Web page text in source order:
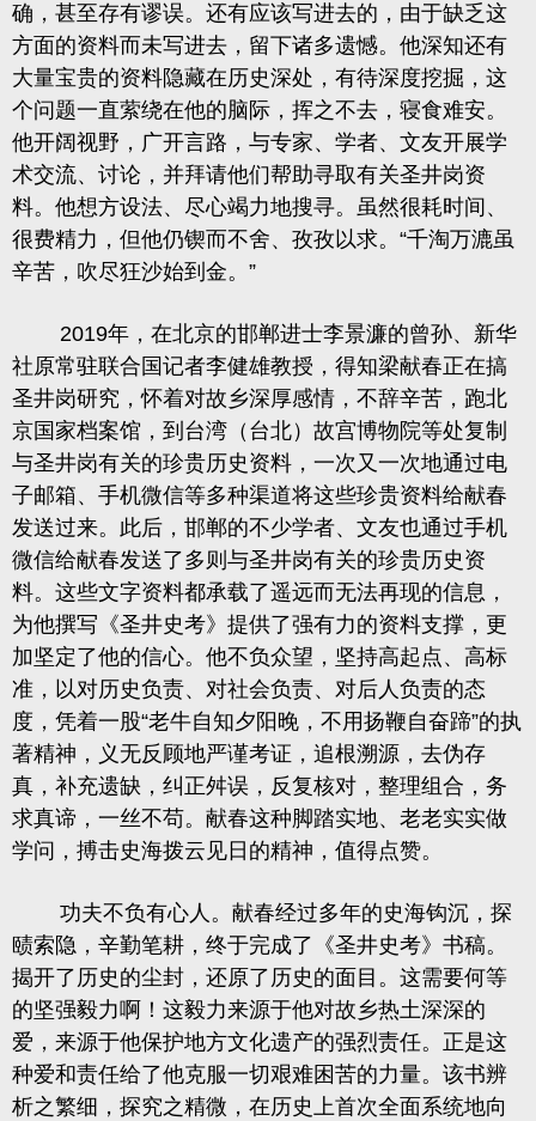
确，甚至存有谬误。还有应该写进去的，由于缺乏这
方面的资料而未写进去，留下诸多遗憾。他深知还有
大量宝贵的资料隐藏在历史深处，有待深度挖掘，这
个问题一直萦绕在他的脑际，挥之不去，寝食难安。
他开阔视野，广开言路，与专家、学者、文友开展学
术交流、讨论，并拜请他们帮助寻取有关圣井岗资
料。他想方设法、尽心竭力地搜寻。虽然很耗时间、
很费精力，但他仍锲而不舍、孜孜以求。 “千淘万漉虽
辛苦，吹尽狂沙始到金。”
2019年，在北京的邯郸进士李景濂的曾孙、新华
社原常驻联合国记者李健雄教授，得知梁献春正在搞
圣井岗研究，怀着对故乡深厚感情，不辞辛苦，跑北
京国家档案馆，到台湾（台北）故宫博物院等处复制
与圣井岗有关的珍贵历史资料，一次又一次地通过电
子邮箱、手机微信等多种渠道将这些珍贵资料给献春
发送过来。此后，邯郸的不少学者、文友也通过手机
微信给献春发送了多则与圣井岗有关的珍贵历史资
料。这些文字资料都承载了遥远而无法再现的信息，
为他撰写《圣井史考》提供了强有力的资料支撑，更
加坚定了他的信心。他不负众望，坚持高起点、高标
准，以对历史负责、对社会负责、对后人负责的态
度，凭着一股“老牛自知夕阳晚，不用扬鞭自奋蹄”的执
著精神，义无反顾地严谨考证，追根溯源，去伪存
真，补充遗缺，纠正舛误，反复核对，整理组合，务
求真谛，一丝不苟。献春这种脚踏实地、老老实实做
学问，搏击史海拨云见日的精神，值得点赞。
功夫不负有心人。献春经过多年的史海钩沉，探
赜索隐，辛勤笔耕，终于完成了《圣井史考》书稿。
揭开了历史的尘封，还原了历史的面目。这需要何等
的坚强毅力啊！这毅力来源于他对故乡热土深深的
爱，来源于他保护地方文化遗产的强烈责任。正是这
种爱和责任给了他克服一切艰难困苦的力量。该书辨
析之繁细，探究之精微，在历史上首次全面系统地向